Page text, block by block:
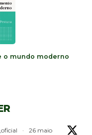
o mundo moderno
· 26 maio